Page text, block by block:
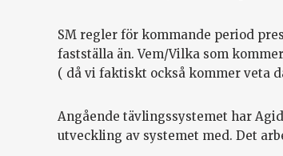
SM regler för kommande period
fastställa än. Vem/Vilka som
( då vi faktiskt också kommer veta
Angående tävlingssystemet har
utveckling av systemet med. Det